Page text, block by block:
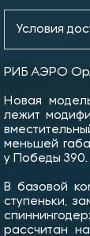
Условия
РИБ АЭРО
Новая
лежит
меньшей
у Победы 390.
В базовой
ступеньки,
рассчитан